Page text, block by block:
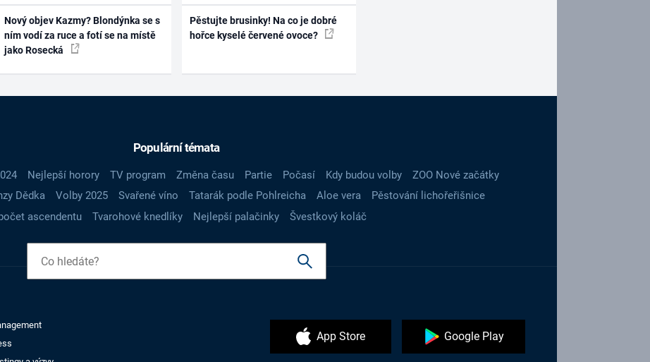
Nový objev Kazmy? Blondýnka se s
ním vodí za ruce a fotí se na místě
jako Rosecká
Pěstujte brusinky! Na co je dobré
hořce kyselé červené ovoce?
Populární témata
Nejlepší horory TV program Změna času Partie Počasí Kdy budou volby
ZOO Nové začátky
Dědka Volby 2025 Svařené víno Tatarák podle Pohlreicha Aloe vera
Pěstování lichořeřišnice
ascendentu
Tvarohové knedlíky Nejlepší palačinky Švestkový koláč
App Store Google Play